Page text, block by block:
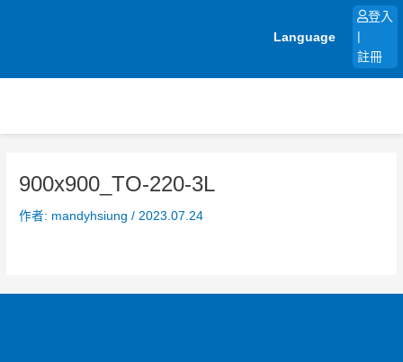
Language
登入
註冊
900x900_TO-220-3L
作者: mandyhsiung/ 2023.07.24